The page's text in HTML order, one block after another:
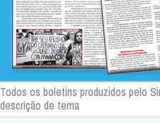
Todos os boletins produzidos pelo
descrição de tema